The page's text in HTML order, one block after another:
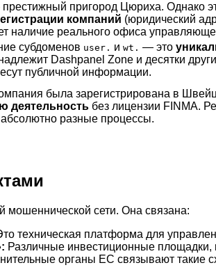
пригород Цюриха. Однако
компаний (юридический
наличие реального офиса
субдоменов user. и wt. — это
Dashpanel Zone и десятки
публичной информации.
была зарегистрирована в
деятельность без лицензии FINMA.
разные процессы.
мошеннической сети. Она связана:
техническая платформа для
Различные инвестиционные площадки,
органы ЕС связывают такие